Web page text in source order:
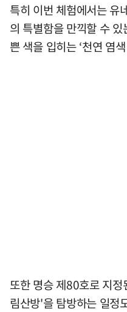
특히 이번 체험에서는 유
의 특별함을 만끽할 수
쁜 색을 입히는 ‘천연 염
또한 명승 제80호로 지
림산방'을 탐방하는 일정